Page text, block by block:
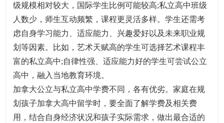
级规模相对较大，国际学生比例可能较高;私立高中班级
人数少，师生互动频繁，课程更灵活多样。学生还需考
虑自身学习能力、适应能力、兴趣爱好以及未来职业规
划等因素。比如，艺术天赋高的学生可选择艺术课程丰
富的私立高中;自律性强、适应能力好的学生可尝试公立
高中，融入当地教育环境。​
加拿大公立与私立高中学费不同，各有优劣。家庭在规
划孩子加拿大高中留学时，要全面了解学费及相关费
用，结合自身经济状况和孩子实际需求，做出最合适的